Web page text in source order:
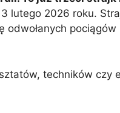
2026 roku.
pociągów
techników czy